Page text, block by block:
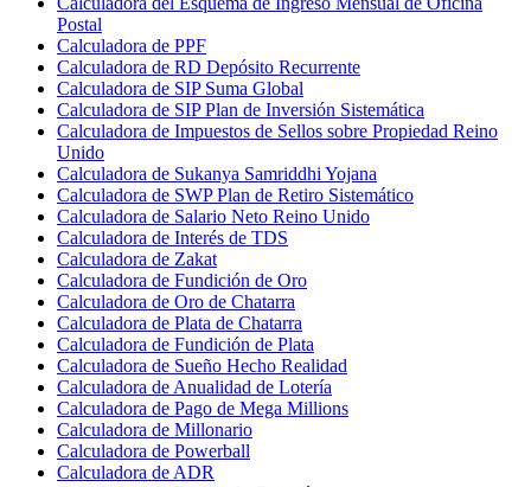
Postal
Calculadora de PPF
Calculadora de RD Depósito Recurrente
Calculadora de SIP Suma Global
Calculadora de SIP Plan de Inversión Sistemática
Calculadora de Impuestos de Sellos sobre Propiedad Reino
Unido
Calculadora de Sukanya Samriddhi Yojana
Calculadora de SWP Plan de Retiro Sistemático
Calculadora de Salario Neto Reino Unido
Calculadora de Interés de TDS
Calculadora de Zakat
Calculadora de Fundición de Oro
Calculadora de Oro de Chatarra
Calculadora de Plata de Chatarra
Calculadora de Fundición de Plata
Calculadora de Sueño Hecho Realidad
Calculadora de Anualidad de Lotería
Calculadora de Pago de Mega Millions
Calculadora de Millonario
Calculadora de Powerball
Calculadora de ADR